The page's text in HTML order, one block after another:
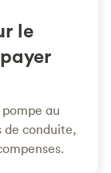
le
au
de conduite,